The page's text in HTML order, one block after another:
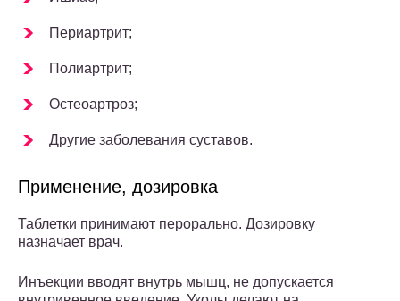
Периартрит;
Полиартрит;
Остеоартроз;
Другие заболевания суставов.
Применение, дозировка
Таблетки принимают перорально. Дозировку
назначает врач.
Инъекции вводят внутрь мышц, не допускается